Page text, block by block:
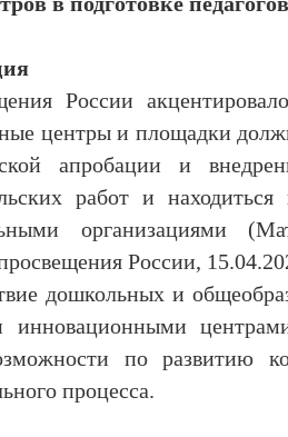
России
центры и площадки
апробации и
работ и
организациями
России,
дошкольных и
инновационными
по развитию
процесса.